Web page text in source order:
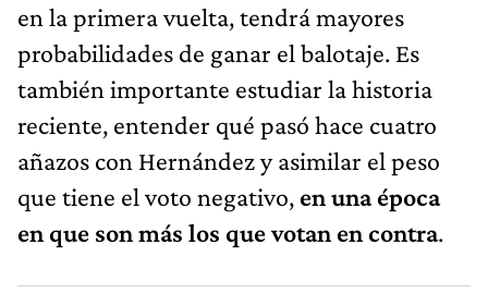
en la primera vuelta, tendrá mayores
probabilidades de ganar el balotaje. Es
también importante estudiar la historia
reciente, entender qué pasó hace cuatro
añazos con Hernández y asimilar el peso
que tiene el voto negativo, en una época
en que son más los que votan en contra.